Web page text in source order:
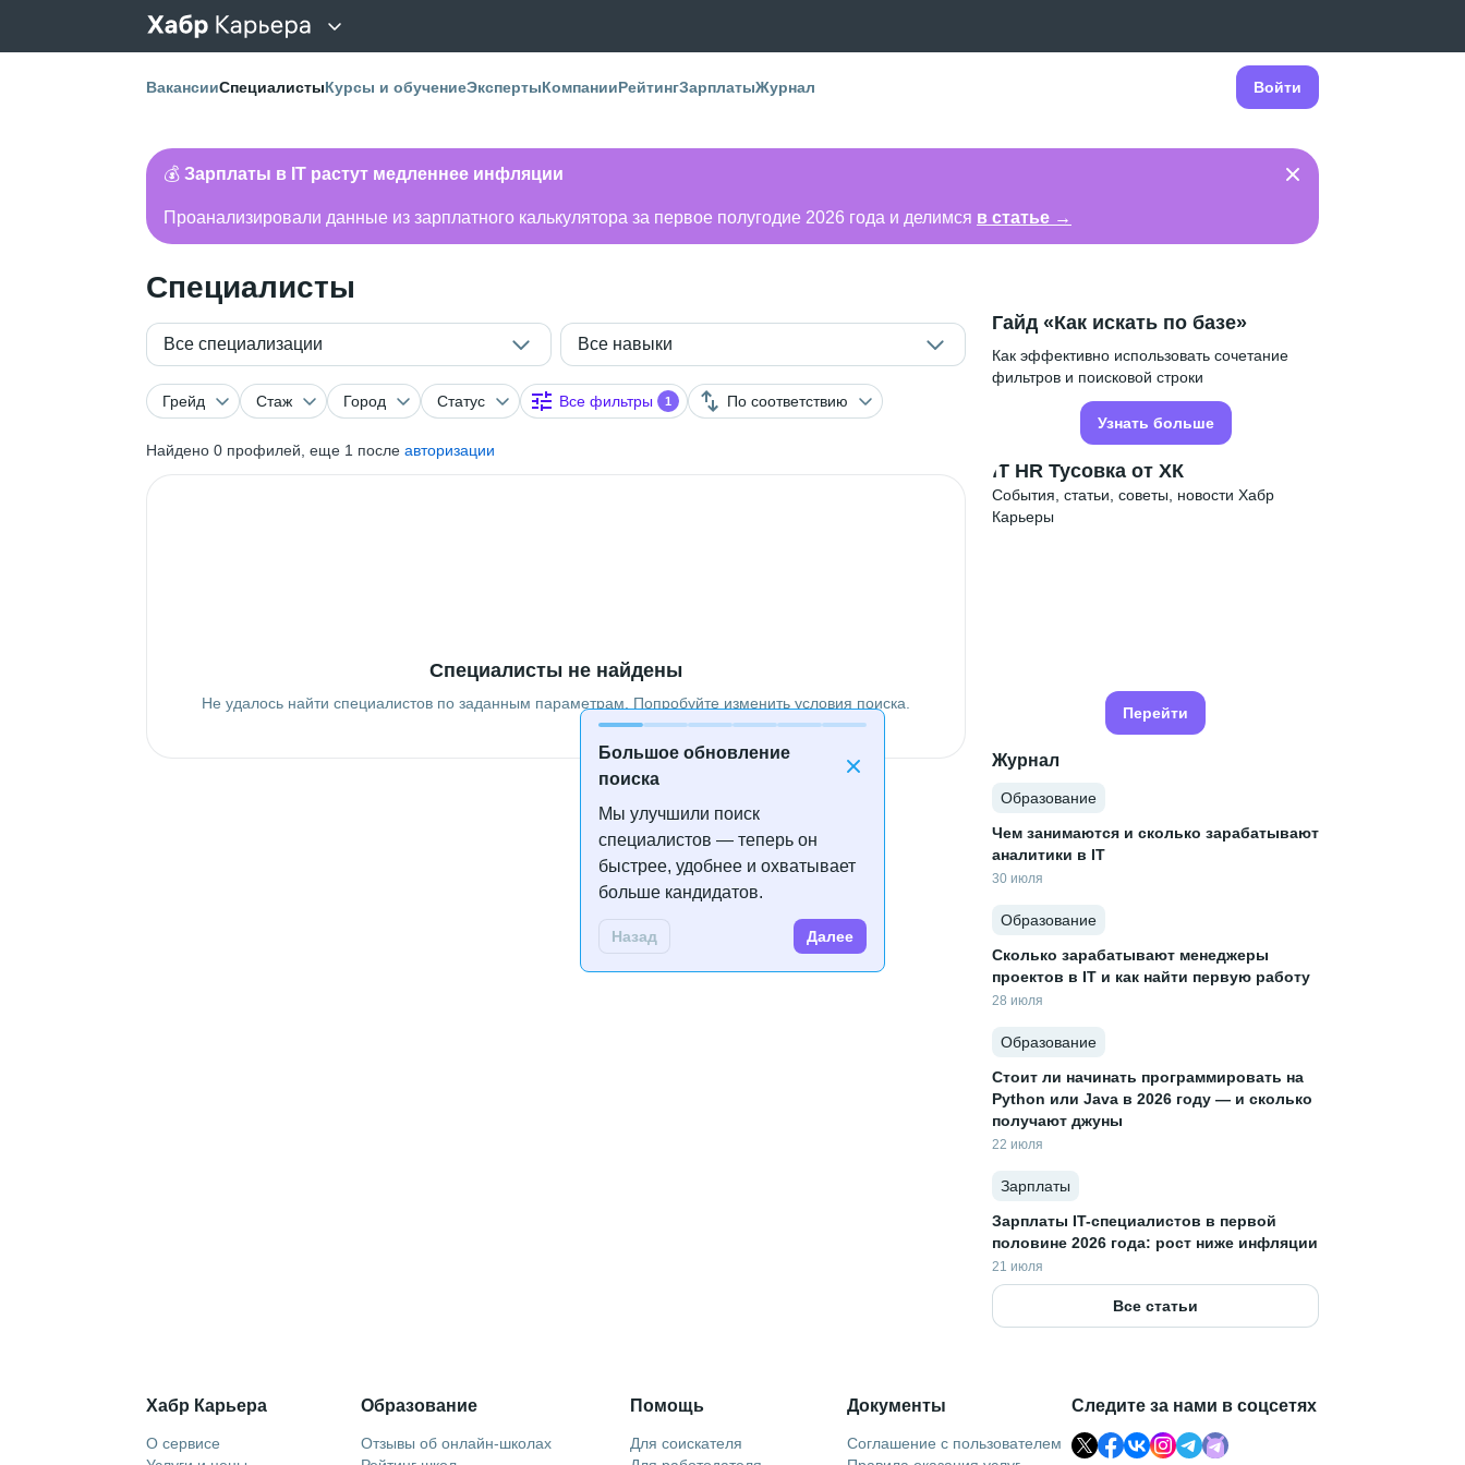
ВакансииСпециалистыКурсы и обучениеЭкспертыКомпанииРейтингЗарплатыЖурнал Войти
💰 Зарплаты в IT растут медленнее инфляции
Проанализировали данные из зарплатного калькулятора за первое полугодие 2026 года и делимся в статье →
Специалисты
Все специализации Все навыки
Грейд Стаж Город Статус Все фильтры 1 По соответствию
Найдено 0 профилей, еще 1 после авторизации
Большое обновление
поиска
Мы улучшили поиск
специалистов — теперь он
быстрее, удобнее и охватывает
больше кандидатов.
Назад Далее
Специалисты не найдены
Не удалось найти специалистов по заданным параметрам. Попробуйте изменить условия поиска.
Гайд «Как искать по базе»
Как эффективно использовать сочетание
фильтров и поисковой строки
Узнать больше
IT HR Тусовка от ХК
События, статьи, советы, новости Хабр
Карьеры
Перейти
Журнал
Образование
Чем занимаются и сколько зарабатывают
аналитики в IT
30 июля
Образование
Сколько зарабатывают менеджеры
проектов в IT и как найти первую работу
28 июля
Образование
Стоит ли начинать программировать на
Python или Java в 2026 году — и сколько
получают джуны
22 июля
Зарплаты
Зарплаты IT-специалистов в первой
половине 2026 года: рост ниже инфляции
21 июля
Все статьи
Хабр Карьера
О сервисе
Образование
Отзывы об онлайн-школах
Помощь
Для соискателя
Документы
Соглашение с пользователем
Следите за нами в соцсетях